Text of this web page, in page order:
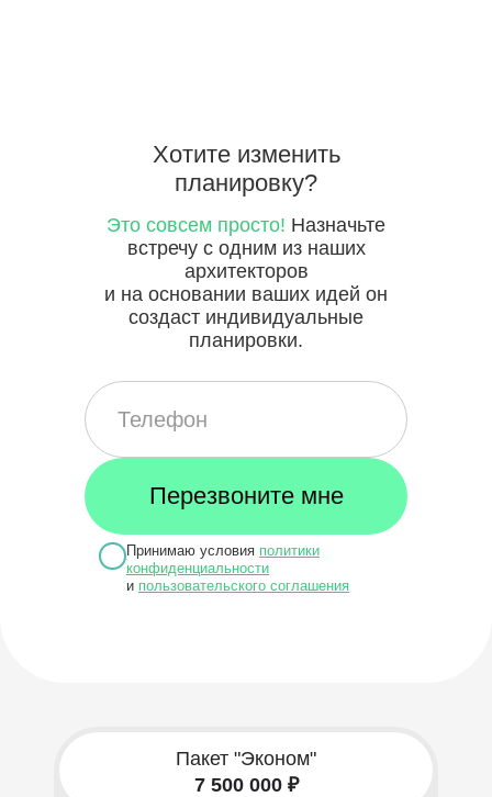
Хотите изменить
планировку?
Это совсем просто! Назначьте
встречу с одним из наших
архитекторов
и на основании ваших идей он
создаст индивидуальные
планировки.
Принимаю условия политики
конфиденциальности
и пользовательского соглашения
Пакет "Эконом"
7 500 000 ₽